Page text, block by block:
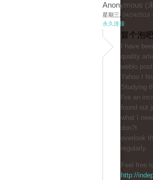
Anonymous (
星期三, 04/24/2019
永久连接
冒个泡
I һave
quality
weblo
Yahoo I
Studying
I've an
found out
ԝhat I
don?t
overlook
regularly.
Feel free
http://